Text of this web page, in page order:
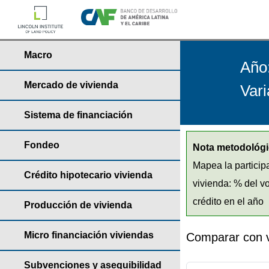
Macro
Mercado de vivienda
Sistema de financiación
Fondeo
Crédito hipotecario vivienda
Producción de vivienda
Micro financiación viviendas
Subvenciones y asequibilidad
Nota
Mapea la
vivienda: % del
crédito en el año
Comparar con